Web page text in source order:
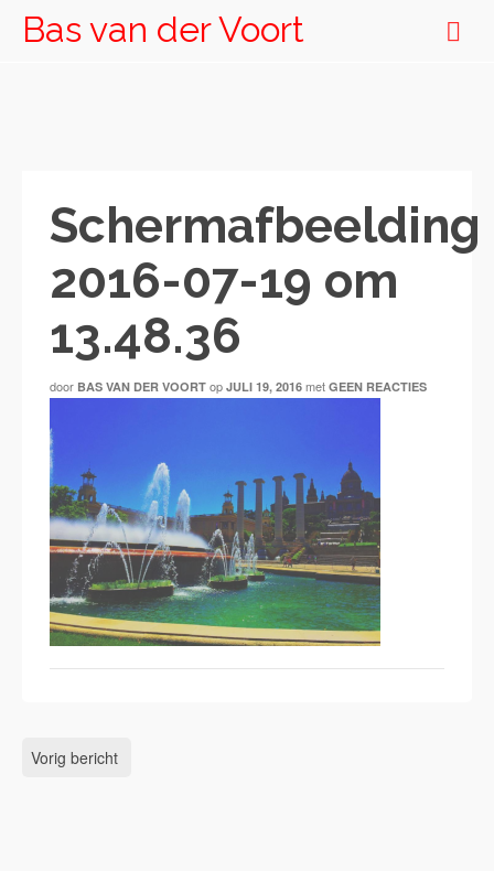
Bas van der Voort
Schermafbeelding
2016-07-19 om
13.48.36
door BAS VAN DER VOORT op JULI 19, 2016 met GEEN REACTIES
Vorig bericht